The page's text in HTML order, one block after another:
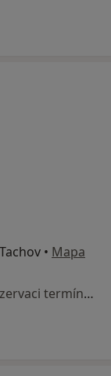
• Mapa
Tento specialista nenabízí online rezervaci termínu na této adrese.